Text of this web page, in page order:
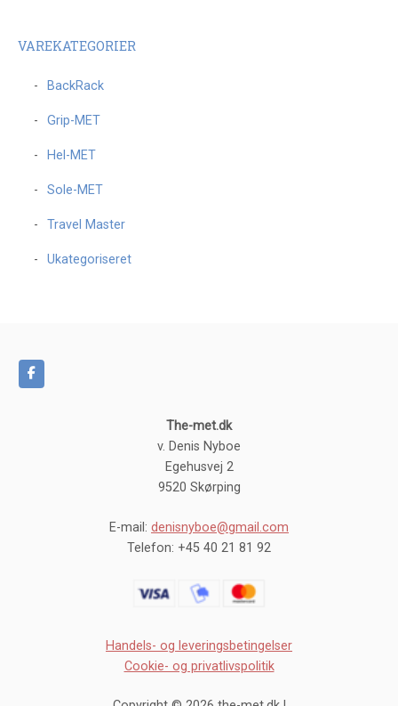
VAREKATEGORIER
BackRack
Grip-MET
Hel-MET
Sole-MET
Travel Master
Ukategoriseret
The-met.dk
v. Denis Nyboe
Egehusvej 2
9520 Skørping
E-mail: denisnyboe@gmail.com
Telefon: +45 40 21 81 92
Handels- og leveringsbetingelser
Cookie- og privatlivspolitik